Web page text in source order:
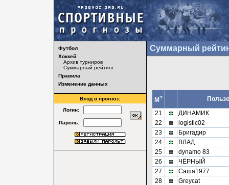
Футбол
Хоккей
Архив турниров
Суммарный рейтинг
Правила
Изменение данных
Вход в прогноз:
Логин:
Пароль:
Суммарный
М?
21
ДИНАМИК
22
logistic02
23
Бригадир
24
ВЛАД
25
dynamo 83
26
ЧЁРНЫЙ
27
Саша1977
28
Greycat